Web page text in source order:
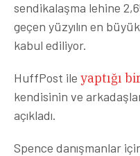
sendikalaşma lehine
geçen yüzyılın en
kabul ediliyor.
HuffPost ile yaptığı
kendisinin ve
açıkladı.
Spence danışmanlar